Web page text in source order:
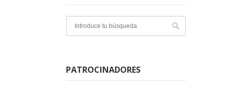
PATROCINADORES